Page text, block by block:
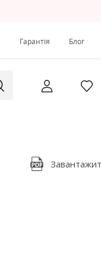
Гарантія Блог